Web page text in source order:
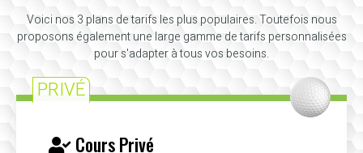
Voici nos 3 plans de tarifs les plus populaires. Toutefois nous
proposons également une large gamme de tarifs personnalisées
pour s'adapter à tous vos besoins.
PRIVÉ
Cours Privé